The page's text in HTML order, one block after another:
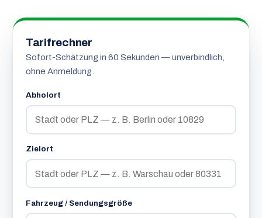
Tarifrechner
Sofort-Schätzung in 60 Sekunden — unverbindlich,
ohne Anmeldung.
Abholort
Zielort
Fahrzeug / Sendungsgröße